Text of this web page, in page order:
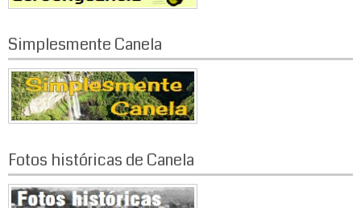
Simplesmente Canela
Fotos históricas de Canela